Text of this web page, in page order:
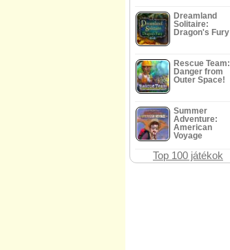
Dreamland
Solitaire:
Dragon's Fury
Rescue Team:
Danger from
Outer Space!
Summer
Adventure:
American
Voyage
Top 100 játékok